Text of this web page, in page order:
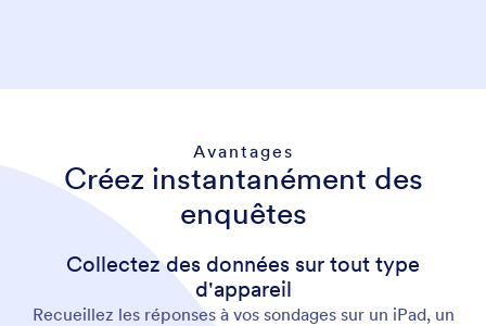
Avantages
Créez instantanément des
enquêtes
Collectez des données sur tout type
d'appareil
Recueillez les réponses à vos sondages sur un iPad, un